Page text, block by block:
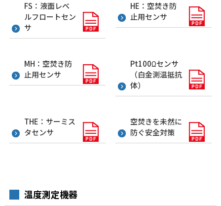
FS：液面レベ
ルフロートセン
サ
HE：空焚き防
止用センサ
MH：空焚き防
止用センサ
Pt100Ωセンサ
（白金測温抵抗
体）
THE：サーミス
タセンサ
空焚きを未然に
防ぐ安全対策
温度測定機器